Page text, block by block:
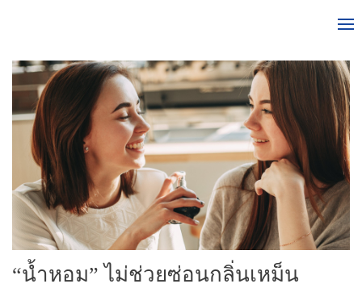
“น้ำหอม” ไม่ช่วยซ่อนกลิ่นเหม็น